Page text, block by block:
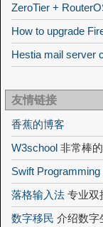
ZeroTier +
How to upgrade
Hestia mail server
友情链接
香蕉的博客
W3school 非常棒
Swift Programming
落格输入法 专业双
数字移民 介绍数字